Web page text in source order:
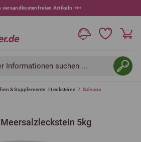
bei Newsletteranmeldung+++
Informationen suchen ...
& Supplemente Lecksteine
Salvana
5kg